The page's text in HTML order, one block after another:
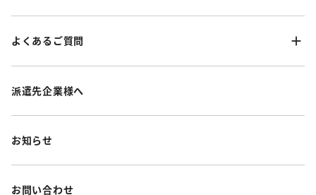
よくあるご質問
派遣先企業様へ
お知らせ
お問い合わせ